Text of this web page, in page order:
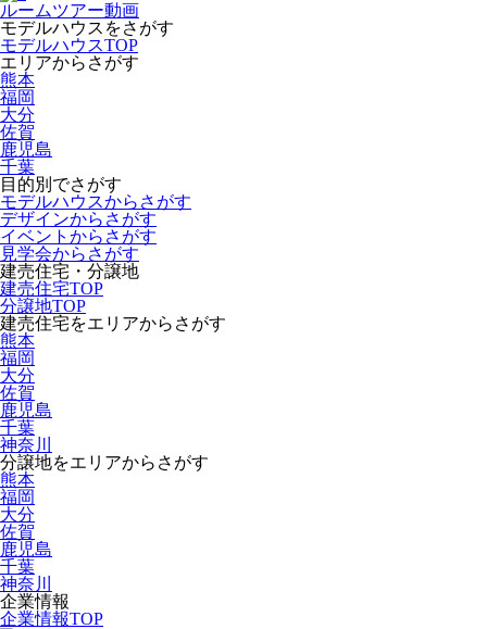
ルームツアー動画
モデルハウスをさがす
モデルハウスTOP
エリアからさがす
熊本
福岡
大分
佐賀
鹿児島
千葉
目的別でさがす
モデルハウスからさがす
デザインからさがす
イベントからさがす
見学会からさがす
建売住宅・分譲地
建売住宅TOP
分譲地TOP
建売住宅をエリアからさがす
熊本
福岡
大分
佐賀
鹿児島
千葉
神奈川
分譲地をエリアからさがす
熊本
福岡
大分
佐賀
鹿児島
千葉
神奈川
企業情報
企業情報TOP